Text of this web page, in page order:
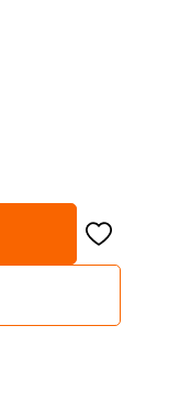
Favoriye Ekle